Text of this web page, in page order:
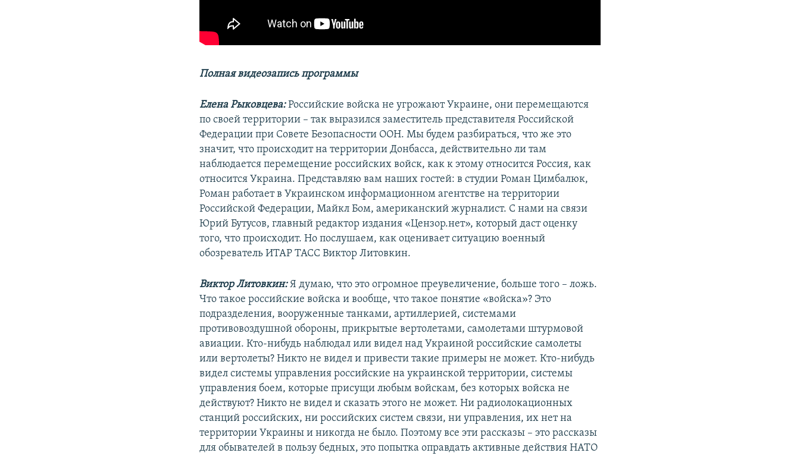
Полная видеозапись программы
Елена Рыковцева:Российские войска не угрожают Украине, они перемещаются
по своей территории – так выразился заместитель представителя Российской
Федерации при Совете Безопасности ООН. Мы будем разбираться, что же это
значит, что происходит на территории Донбасса, действительно ли там
наблюдается перемещение российских войск, как к этому относится Россия, как
относится Украина. Представляю вам наших гостей: в студии Роман Цимбалюк,
Роман работает в Украинском информационном агентстве на территории
Российской Федерации, Майкл Бом, американский журналист. С нами на связи
Юрий Бутусов, главный редактор издания «Цензор.нет», который даст оценку
того, что происходит. Но послушаем, как оценивает ситуацию военный
обозреватель ИТАР ТАСС Виктор Литовкин.
Виктор Литовкин:Я думаю, что это огромное преувеличение, больше того – ложь.
Что такое российские войска и вообще, что такое понятие «войска»? Это
подразделения, вооруженные танками, артиллерией, системами
противовоздушной обороны, прикрытые вертолетами, самолетами штурмовой
авиации. Кто-нибудь наблюдал или видел над Украиной российские самолеты
или вертолеты? Никто не видел и привести такие примеры не может. Кто-нибудь
видел системы управления российские на украинской территории, системы
управления боем, которые присущи любым войскам, без которых войска не
действуют? Никто не видел и сказать этого не может. Ни радиолокационных
станций российских, ни российских систем связи, ни управления, их нет на
территории Украины и никогда не было. Поэтому все эти рассказы – это рассказы
для обывателей в пользу бедных, это попытка оправдать активные действия НАТО